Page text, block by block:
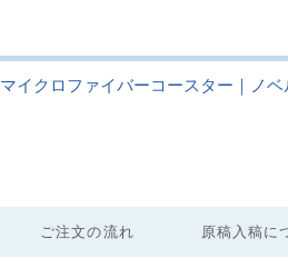
マイクロファイバーコースター｜ノ
ご注文の流れ 原稿入稿に